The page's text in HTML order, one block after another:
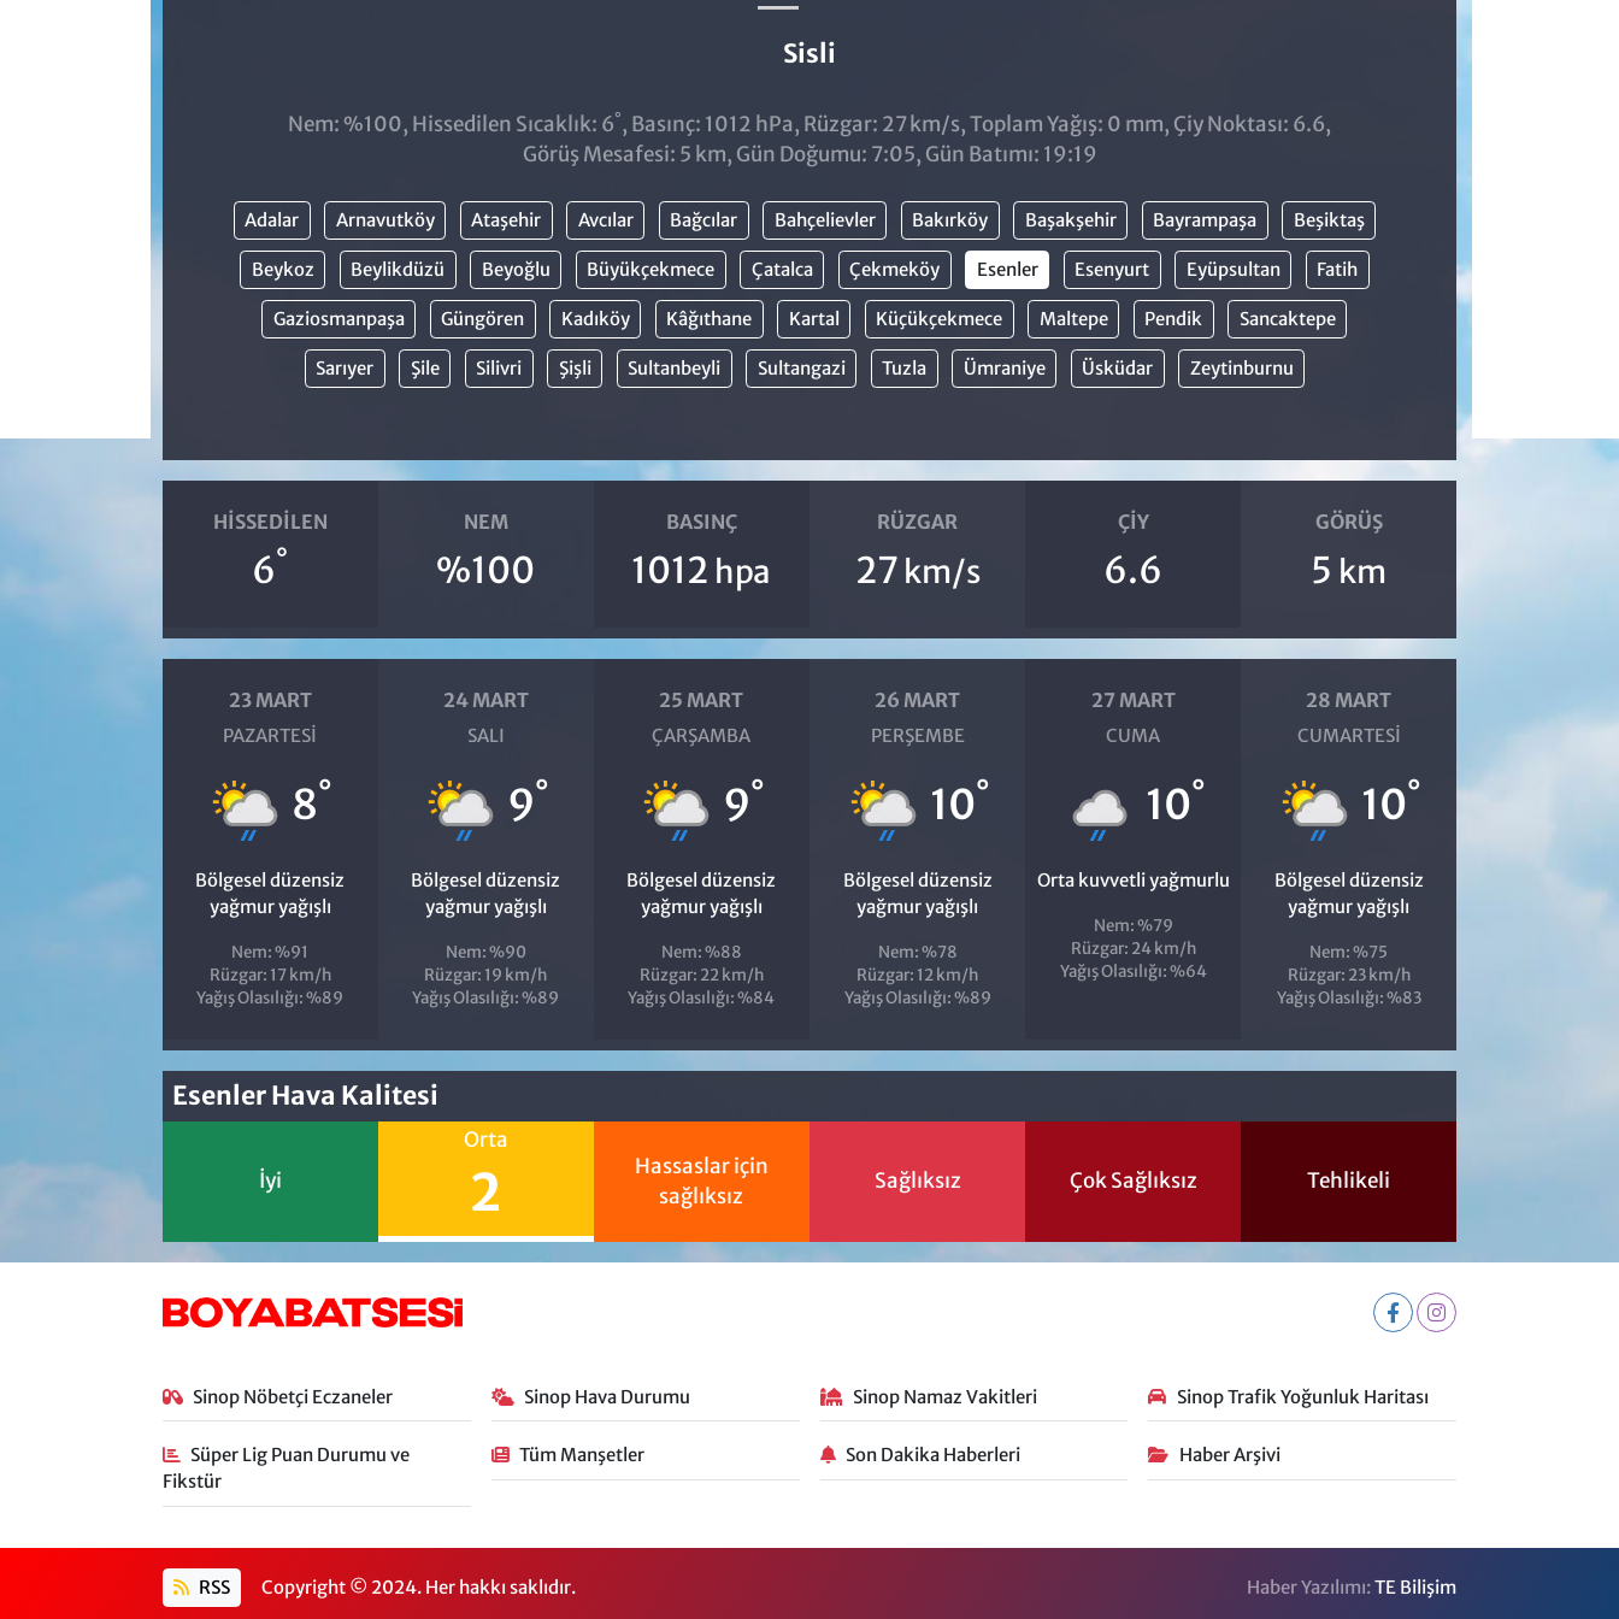
Sisli
Nem: %100, Hissedilen Sıcaklık: 6°, Basınç: 1012 hPa, Rüzgar: 27 km/s, Toplam Yağış: 0 mm, Çiy Noktası: 6.6,
Görüş Mesafesi: 5 km, Gün Doğumu: 7:05, Gün Batımı: 19:19
Adalar Arnavutköy Ataşehir Avcılar Bağcılar Bahçelievler Bakırköy Başakşehir Bayrampaşa Beşiktaş
Beykoz Beylikdüzü Beyoğlu Büyükçekmece Çatalca Çekmeköy Esenler Esenyurt Eyüpsultan Fatih
Gaziosmanpaşa Güngören Kadıköy Kâğıthane Kartal Küçükçekmece Maltepe Pendik Sancaktepe
Sarıyer Şile Silivri Şişli Sultanbeyli Sultangazi Tuzla Ümraniye Üsküdar Zeytinburnu
HISSEDILEN
6°
NEM
%100
BASINÇ
1012 hpa
RÜZGAR
27 km/s
ÇIY
6.6
GÖRÜŞ
5 km
23 MART
PAZARTESI
8°
Bölgesel düzensiz
yağmur yağışlı
Nem: %91
Rüzgar: 17 km/h
Yağış Olasılığı: %89
24 MART
SALI
9°
Bölgesel düzensiz
yağmur yağışlı
Nem: %90
Rüzgar: 19 km/h
Yağış Olasılığı: %89
25 MART
ÇARŞAMBA
9°
Bölgesel düzensiz
yağmur yağışlı
Nem: %88
Rüzgar: 22 km/h
Yağış Olasılığı: %84
26 MART
PERŞEMBE
10°
Bölgesel düzensiz
yağmur yağışlı
Nem: %78
Rüzgar: 12 km/h
Yağış Olasılığı: %89
27 MART
CUMA
10°
Orta kuvvetli yağmurlu
Nem: %79
Rüzgar: 24 km/h
Yağış Olasılığı: %64
28 MART
CUMARTESI
10°
Bölgesel düzensiz
yağmur yağışlı
Nem: %75
Rüzgar: 23 km/h
Yağış Olasılığı: %83
Esenler Hava Kalitesi
İyi
Orta
2
Hassaslar için
sağlıksız
Sağlıksız Çok Sağlıksız Tehlikeli
Sinop Nöbetçi Eczaneler Sinop Hava Durumu Sinop Namaz Vakitleri Sinop Trafik Yoğunluk Haritası
Süper Lig Puan Durumu ve
Fikstür
Tüm Manşetler Son Dakika Haberleri Haber Arşivi
RSS Copyright © 2024. Her hakkı saklıdır. Haber Yazılımı:TE Bilişim